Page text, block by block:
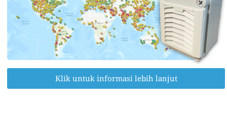
Klik untuk informasi lebih lanjut